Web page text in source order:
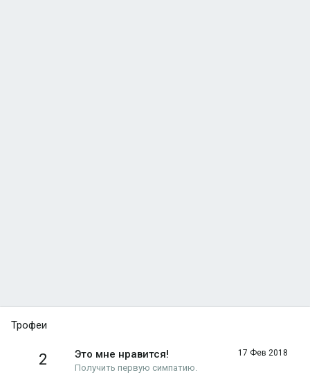
Трофеи
2 17 Фев 2018
Это мне нравится!
Получить первую симпатию.